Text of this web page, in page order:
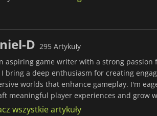
D 295 Artykuły
aspiring game writer with a strong
bring a deep enthusiasm for creating
worlds that enhance gameplay. I'm
meaningful player experiences and grow
wszystkie artykuły